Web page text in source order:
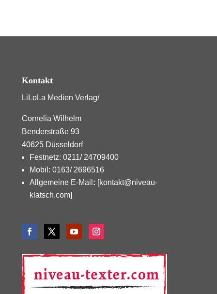
Kontakt
LiLoLa Medien Verlag/
Cornelia Wilhelm
Benderstraße 93
40625 Düsseldorf
Festnetz: 0211/ 24709400
Mobil: 0163/ 2696516
Allgemeine E-Mail : [kontakt@niveau-
klatsch.com]